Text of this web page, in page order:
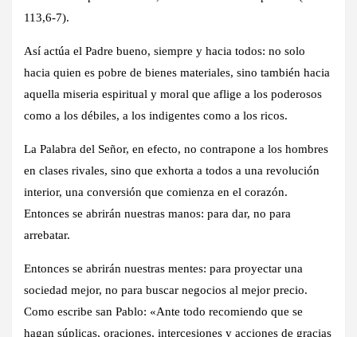
113,6-7).
Así actúa el Padre bueno, siempre y hacia todos: no solo
hacia quien es pobre de bienes materiales, sino también hacia
aquella miseria espiritual y moral que aflige a los poderosos
como a los débiles, a los indigentes como a los ricos.
La Palabra del Señor, en efecto, no contrapone a los hombres
en clases rivales, sino que exhorta a todos a una revolución
interior, una conversión que comienza en el corazón.
Entonces se abrirán nuestras manos: para dar, no para
arrebatar.
Entonces se abrirán nuestras mentes: para proyectar una
sociedad mejor, no para buscar negocios al mejor precio.
Como escribe san Pablo: «Ante todo recomiendo que se
hagan súplicas, oraciones, intercesiones y acciones de gracias